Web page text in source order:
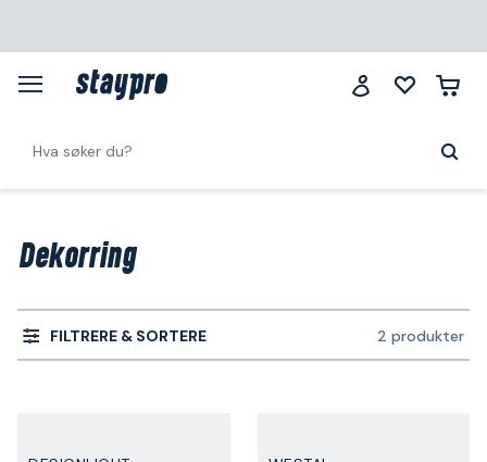
Dekorring
FILTRERE & SORTERE 2 produkter